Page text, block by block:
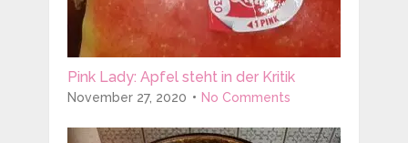
Pink Lady: Apfel steht in der Kritik
November 27, 2020 No Comments